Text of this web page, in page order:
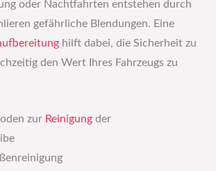
oder Nachtfahrten entstehen durch
gefährliche Blendungen. Eine
hilft dabei, die Sicherheit zu
den Wert Ihres Fahrzeugs zu
zur Reinigung der